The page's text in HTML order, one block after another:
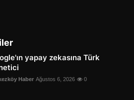
yapay zekasına Türk
Haber Ağustos 6, 2026 0